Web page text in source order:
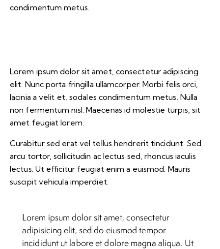
condimentum metus.
Lorem ipsum dolor sit amet, consectetur adipiscing
elit. Nunc porta fringilla ullamcorper. Morbi felis orci,
lacinia a velit et, sodales condimentum metus. Nulla
non fermentum nisl. Maecenas id molestie turpis, sit
amet feugiat lorem.
Curabitur sed erat vel tellus hendrerit tincidunt. Sed
arcu tortor, sollicitudin ac lectus sed, rhoncus iaculis
lectus. Ut efficitur feugiat enim a euismod. Mauris
suscipit vehicula imperdiet.
Lorem ipsum dolor sit amet, consectetur
adipisicing elit, sed do eiusmod tempor
incididunt ut labore et dolore magna aliqua. Ut